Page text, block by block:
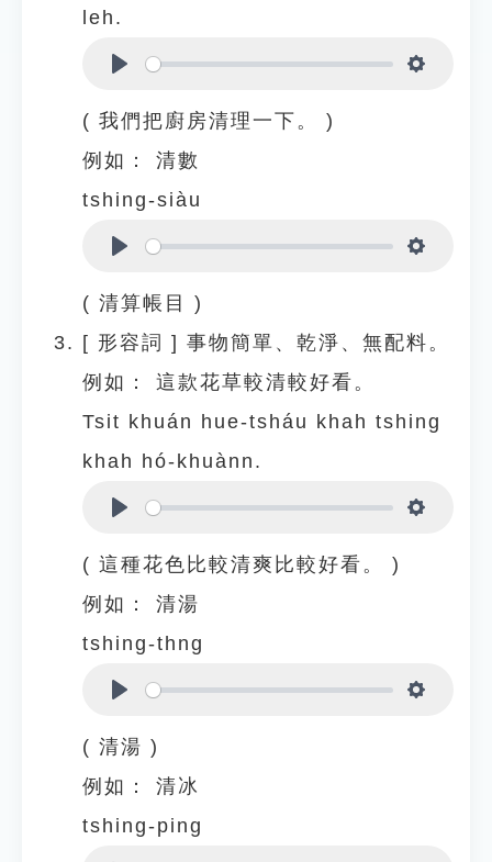
leh.
( 我們把廚房清理一下。 )
例如：
清數
tshing-siàu
( 清算帳目 )
[ 形容詞 ] 事物簡單、乾淨、無配料。
例如：
這款花草較清較好看。
Tsit khuán hue-tsháu khah tshing
khah hó-khuànn.
( 這種花色比較清爽比較好看。 )
例如：
清湯
tshing-thng
( 清湯 )
例如：
清冰
tshing-ping